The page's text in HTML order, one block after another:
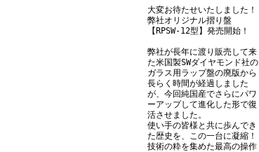
大変お待たせいたしました！
弊社オリジナル摺り盤
【RPSW-12型】発売開始！
弊社が長年に渡り販売して来
た米国製SWダイヤモンド社の
ガラス用ラップ盤の廃版から
長らく時間が経過しました
が、今回純国産でさらにパワ
ーアップして進化した形で復
活させました。
使い手の皆様と共に歩んでき
た歴史を、この一台に凝縮！
技術の粋を集めた最高の操作